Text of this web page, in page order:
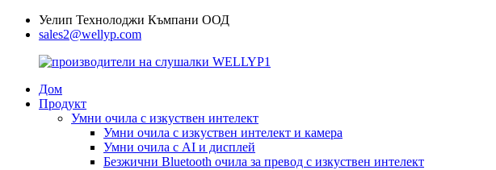
Уелип Технолоджи Къмпани ООД
sales2@wellyp.com
Дом
Продукт
Умни очила с изкуствен интелект
Умни очила с изкуствен интелект и камера
Умни очила с AI и дисплей
Безжични Bluetooth очила за превод с изкуствен интелект